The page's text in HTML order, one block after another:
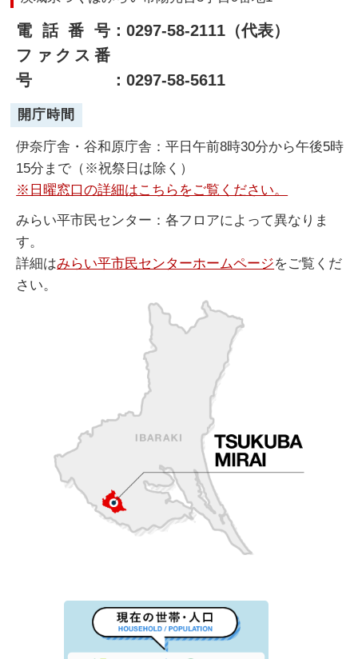
電話番号：0297-58-2111（代表）
ファクス番
号
：0297-58-5611
開庁時間
伊奈庁舎・谷和原庁舎：平日午前8時30分から午後5時
15分まで（※祝祭日は除く）
※日曜窓口の詳細はこちらをご覧ください。
みらい平市民センター：各フロアによって異なりま
す。
詳細はみらい平市民センターホームページをご覧くだ
さい。